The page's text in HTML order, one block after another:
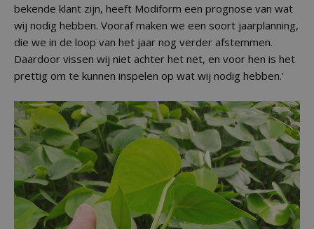
bekende klant zijn, heeft Modiform een prognose van wat
wij nodig hebben. Vooraf maken we een soort jaarplanning,
die we in de loop van het jaar nog verder afstemmen.
Daardoor vissen wij niet achter het net, en voor hen is het
prettig om te kunnen inspelen op wat wij nodig hebben.'